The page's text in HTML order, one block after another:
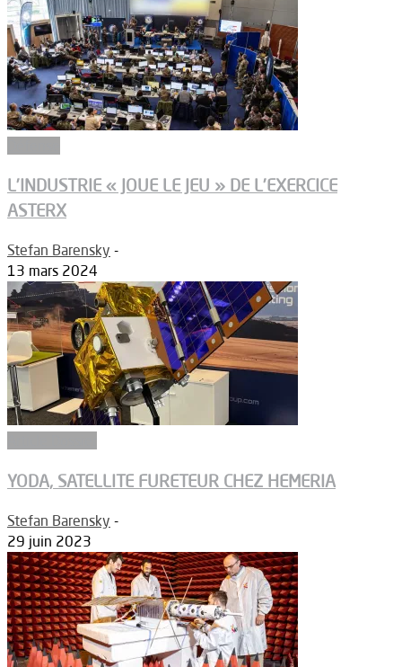
L’INDUSTRIE « JOUE LE JEU » DE L’EXERCICE
ASTERX
Stefan Barensky -
13 mars 2024
YODA, SATELLITE FURETEUR CHEZ HEMERIA
Stefan Barensky -
29 juin 2023